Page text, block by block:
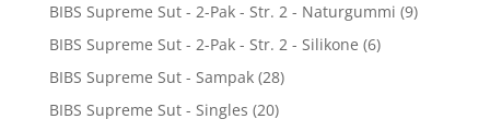
BIBS Supreme Sut - 2-Pak - Str. 2 - Naturgummi (9)
BIBS Supreme Sut - 2-Pak - Str. 2 - Silikone (6)
BIBS Supreme Sut - Sampak (28)
BIBS Supreme Sut - Singles (20)